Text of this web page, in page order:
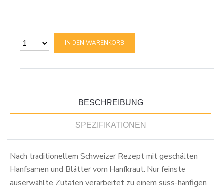
IN DEN WARENKORB
BESCHREIBUNG
SPEZIFIKATIONEN
Nach traditionellem Schweizer Rezept mit geschälten
Hanfsamen und Blätter vom Hanfkraut. Nur feinste
auserwählte Zutaten verarbeitet zu einem süss-hanfigen